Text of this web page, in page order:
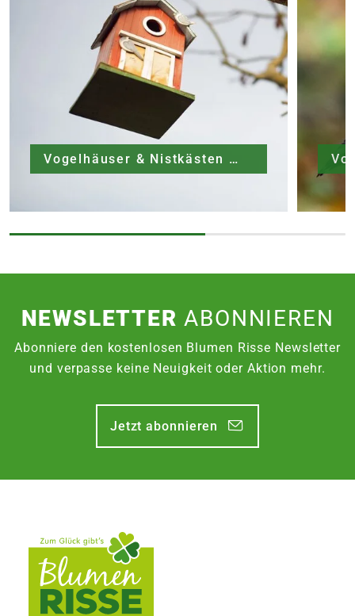
Vogelhäuser & Nistkästen
NEWSLETTERABONNIEREN
Abonniere den kostenlosen Blumen Risse Newsletter
und verpasse keine Neuigkeit oder Aktion mehr.
Jetzt abonnieren